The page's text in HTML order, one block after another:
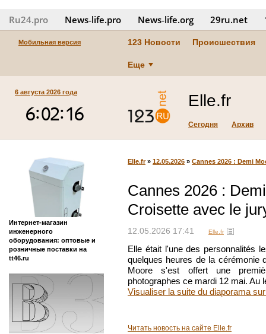
Ru24.pro News‑life.pro News‑life.org 29ru.net
Мобильная версия 123 Новости Происшествия
Еще
6 августа 2026 года Elle.fr
Сегодня Архив
Интернет-магазин
инженерного
оборудования: оптовые и
розничные поставки на
tt46.ru
Elle.fr» 12.05.2026 » Cannes 2026 : Demi
Cannes 2026 :
Croisette avec le
12.05.2026 17:41 Elle.fr
Elle était l'une des personnalités
quelques heures de la cérémonie
Moore s'est offert une
photographes ce mardi 12 mai. Au
Visualiser la suite du diaporama
Читать новость на сайте Elle.fr